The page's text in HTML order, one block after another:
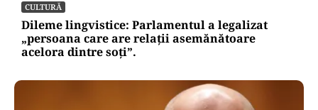
CULTURĂ
Dileme lingvistice: Parlamentul a legalizat
„persoana care are relații asemănătoare
acelora dintre soți”.